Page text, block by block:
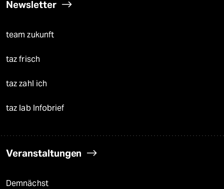
Newsletter
team zukunft
taz frisch
taz zahl ich
taz lab Infobrief
Veranstaltungen
Demnächst